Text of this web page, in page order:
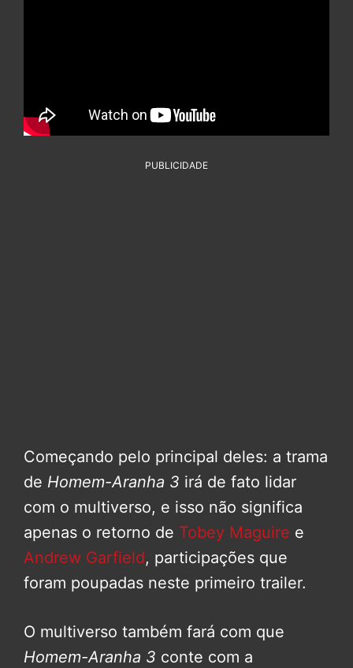
PUBLICIDADE
Começando pelo principal deles: a trama
de Homem-Aranha 3 irá de fato lidar
com o multiverso, e isso não significa
apenas o retorno de Tobey Maguire e
Andrew Garfield, participações que
foram poupadas neste primeiro trailer.
O multiverso também fará com que
Homem-Aranha 3 conte com a